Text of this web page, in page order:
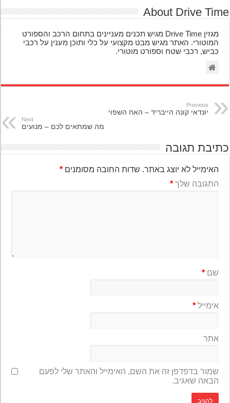
About Drive
מגזין Drive Time מגיש תכנים מעניינים בתחום הרכב והספורט
המוטורי. האתר מגיש מבט מקצועי על כלי ותוכן מענין על רכבי
כביש, רכבי שטח וספורט מוטורי.
Previous
יונדאי קונה הייבריד – האח השפוי
Next
מה שמתאים לכם – מנועים
תגובה
האימייל לא יוצג באתר. שדות החובה מסומנים*
התגובה שלך*
שם*
אימייל*
אתר
שמור בדפדפן זה את השם, האימייל והאתר שלי לפעם
הבאה שאגיב.